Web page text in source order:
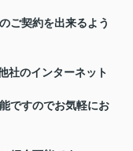
ご契約を出来るよう
社のインターネット
ですのでお気軽にお